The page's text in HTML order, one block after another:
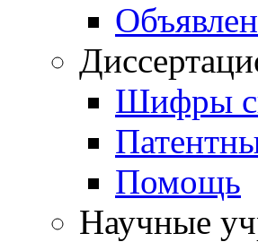
Шифры
Помощь
Научные